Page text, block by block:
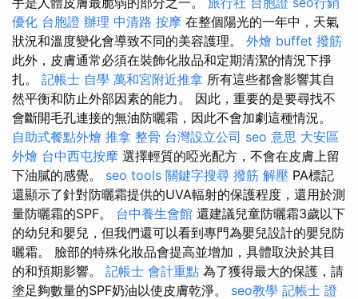
優化 台胞證 辦理 中清路 按摩 在整個陽光的一年中，天氣
狀況和溫度變化會導致不同的美容護理。 外燴 buffet 撥筋
此外，皮膚通常必須在裝飾化妝品和定期清潔的情況下掙
扎。 記帳士 自學 萬和宮附近推拿 所有這些都會影響其自
然平衡和防止外部因素的能力。 因此，重要的是要尋找不
會斷開毛孔連接的無油防曬霜，因此不會加劇這種情況。
自助式餐點外燴 推拿 整骨 台灣設立公司 seo 意思 大安區
外燴 台中西屯按摩 選擇輕質的啞光配方，不會在皮膚上留
下油膩的感覺。 seo tools 關鍵字搜尋 撥筋 解壓 PA標記
還顯示了針對防曬霜提供的UVA​​​​輻射的保護程度，還用於測
量防曬霜的SPF。 台中養生會館 還建議兒童防曬霜3歲以下
的幼兒和嬰兒，但我們還可以看到專門為嬰兒設計的嬰兒防
曬霜。 臉部的特殊化妝品會提高並增加，具體取決於其目
的和預期影響。 記帳士 會計重點 為了獲得最大的保護，請
塗足夠數量的SPF奶油以使皮膚乾淨。 seo教學 記帳士 證